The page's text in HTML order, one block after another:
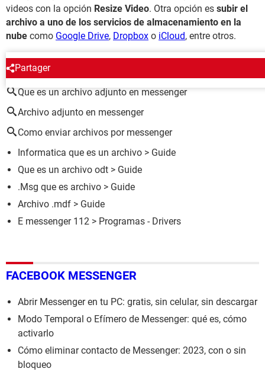
videos con la opción Resize Video. Otra opción es subir el
archivo a uno de los servicios de almacenamiento en la
nube como Google Drive, Dropbox o iCloud, entre otros.
Partager
ALREDEDOR DEL MISMO TEMA
Que es un archivo adjunto en messenger
Archivo adjunto en messenger
Como enviar archivos por messenger
Informatica que es un archivo > Guide
Que es un archivo odt > Guide
.Msg que es archivo > Guide
Archivo .mdf > Guide
E messenger 112 > Programas - Drivers
FACEBOOK MESSENGER
Abrir Messenger en tu PC: gratis, sin celular, sin descargar
Modo Temporal o Efímero de Messenger: qué es, cómo
activarlo
Cómo eliminar contacto de Messenger: 2023, con o sin
bloqueo